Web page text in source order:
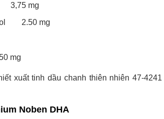
3,75 mg
2.50 mg
mg
xuất tinh dầu chanh thiên nhiên 47-
Noben DHA